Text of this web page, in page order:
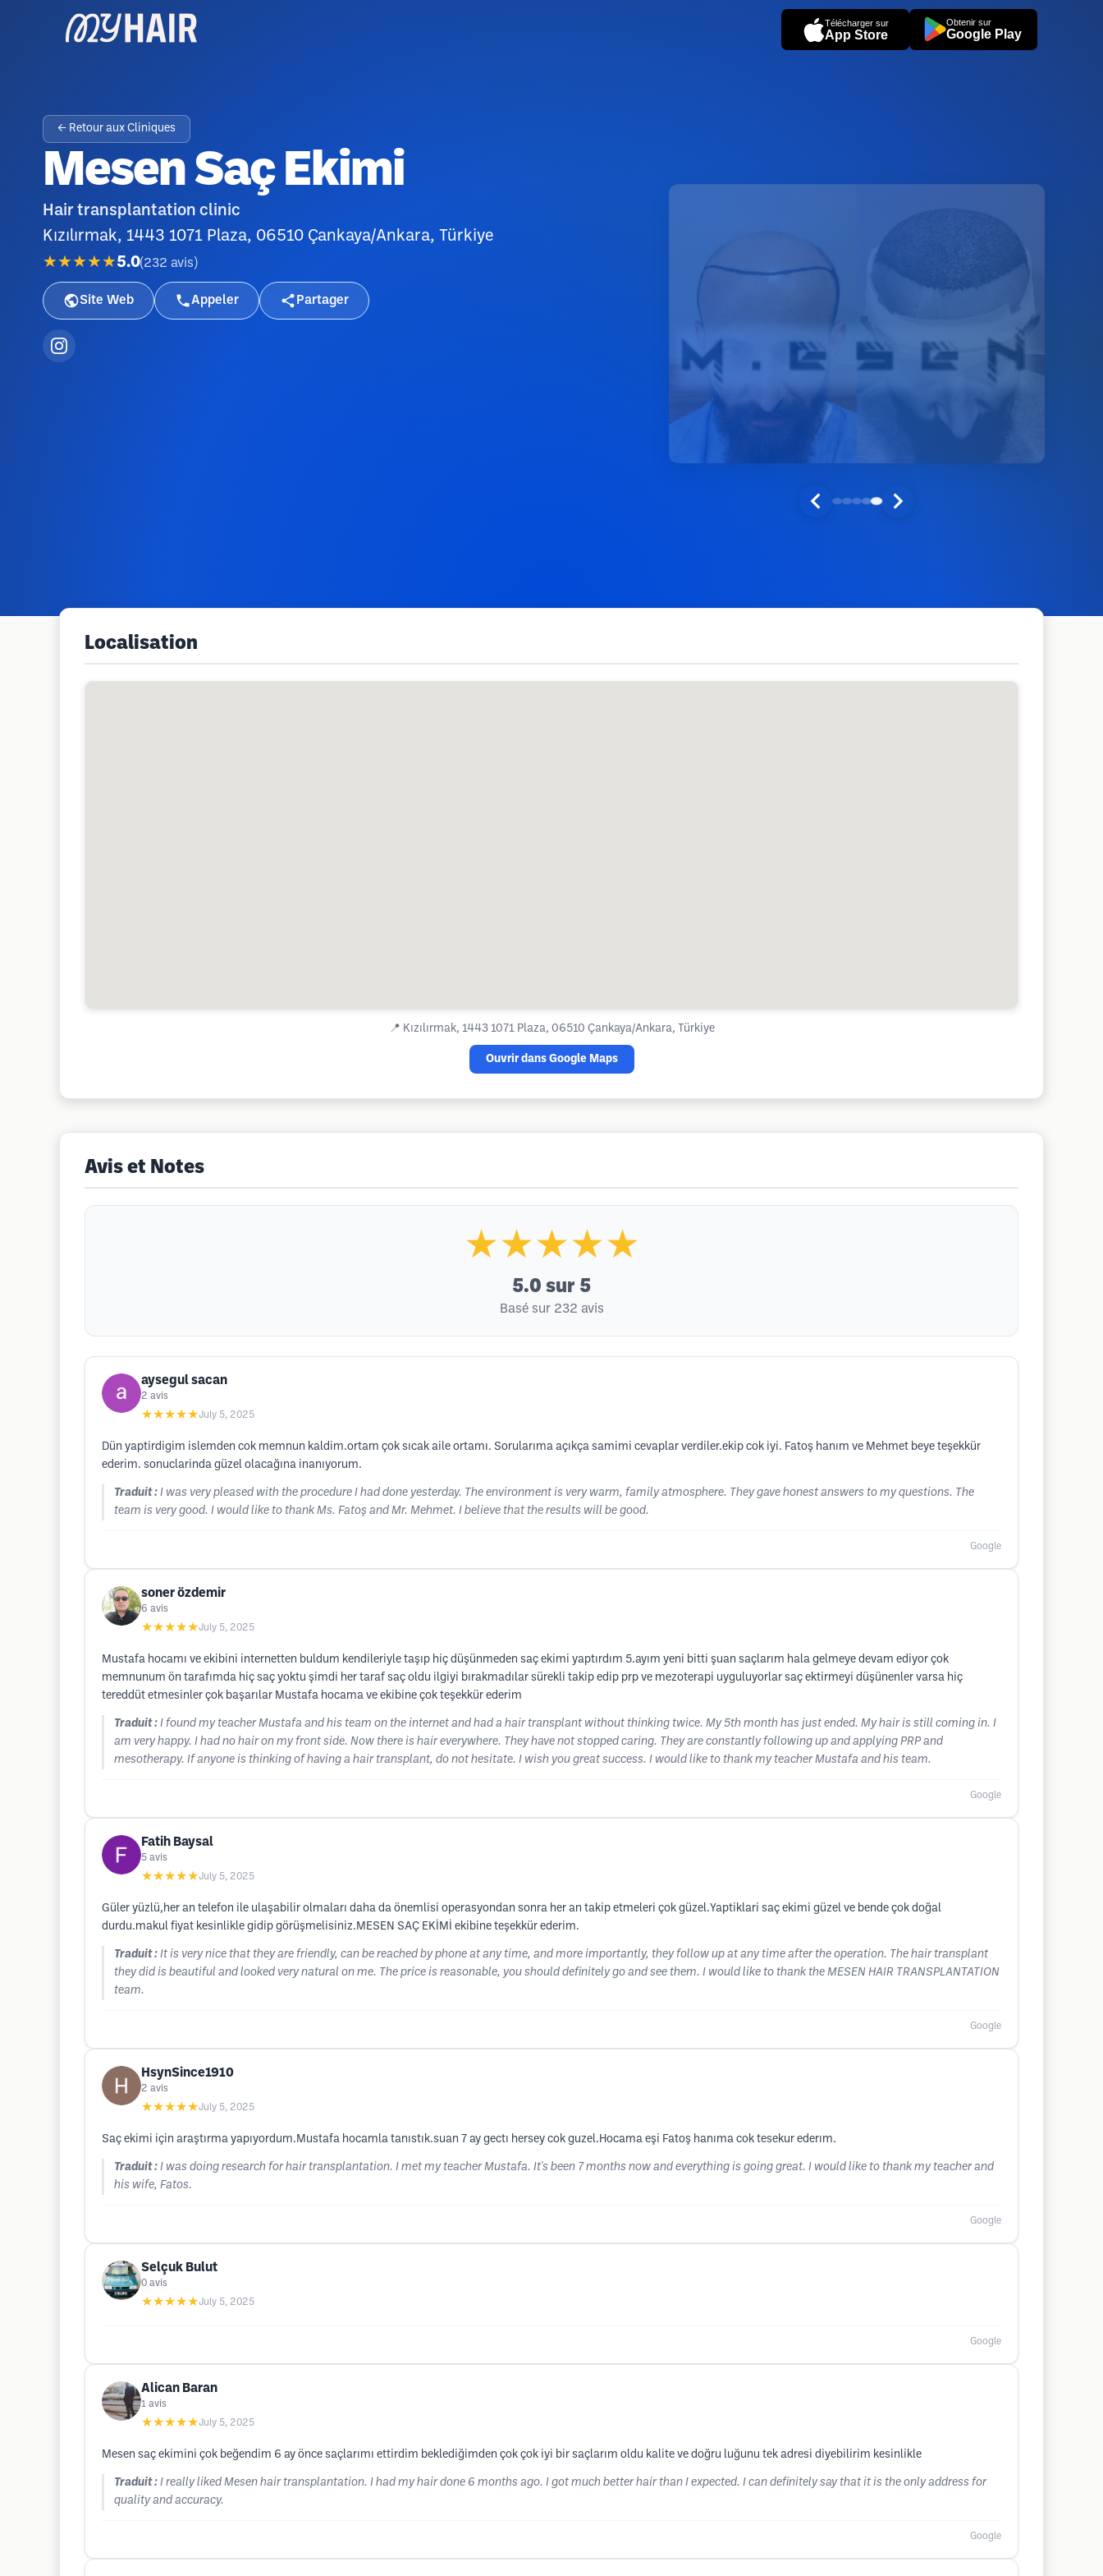
Télécharger sur
App Store
Obtenir sur
Google Play
← Retour aux Cliniques
Mesen Saç Ekimi
Hair transplantation clinic
Kızılırmak, 1443 1071 Plaza, 06510 Çankaya/Ankara, Türkiye
★★★★★5.0(232 avis )
Site Web Appeler Partager
Localisation
📍 Kızılırmak, 1443 1071 Plaza, 06510 Çankaya/Ankara, Türkiye
Ouvrir dans Google Maps
Avis et Notes
★★★★★
5.0 sur 5
Basé sur 232 avis
aysegul sacan
2 avis
★★★★★July 5, 2025
Dün yaptirdigim islemden cok memnun kaldim.ortam çok sıcak aile ortamı. Sorularıma açıkça samimi cevaplar verdiler.ekip cok iyi. Fatoş hanım ve Mehmet beye teşekkür
ederim. sonuclarinda güzel olacağına inanıyorum.
Traduit : I was very pleased with the procedure I had done yesterday. The environment is very warm, family atmosphere. They gave honest answers to my questions. The
team is very good. I would like to thank Ms. Fatoş and Mr. Mehmet. I believe that the results will be good.
Google
soner özdemir
6 avis
★★★★★July 5, 2025
Mustafa hocamı ve ekibini internetten buldum kendileriyle taşıp hiç düşünmeden saç ekimi yaptırdım 5.ayım yeni bitti şuan saçlarım hala gelmeye devam ediyor çok
memnunum ön tarafımda hiç saç yoktu şimdi her taraf saç oldu ilgiyi bırakmadılar sürekli takip edip prp ve mezoterapi uyguluyorlar saç ektirmeyi düşünenler varsa hiç
tereddüt etmesinler çok başarılar Mustafa hocama ve ekibine çok teşekkür ederim
Traduit : I found my teacher Mustafa and his team on the internet and had a hair transplant without thinking twice. My 5th month has just ended. My hair is still coming in. I
am very happy. I had no hair on my front side. Now there is hair everywhere. They have not stopped caring. They are constantly following up and applying PRP and
mesotherapy. If anyone is thinking of having a hair transplant, do not hesitate. I wish you great success. I would like to thank my teacher Mustafa and his team.
Google
Fatih Baysal
5 avis
★★★★★July 5, 2025
Güler yüzlü,her an telefon ile ulaşabilir olmaları daha da önemlisi operasyondan sonra her an takip etmeleri çok güzel.Yaptiklari saç ekimi güzel ve bende çok doğal
durdu.makul fiyat kesinlikle gidip görüşmelisiniz.MESEN SAÇ EKİMİ ekibine teşekkür ederim.
Traduit : It is very nice that they are friendly, can be reached by phone at any time, and more importantly, they follow up at any time after the operation. The hair transplant
they did is beautiful and looked very natural on me. The price is reasonable, you should definitely go and see them. I would like to thank the MESEN HAIR TRANSPLANTATION
team.
Google
HsynSince1910
2 avis
★★★★★July 5, 2025
Saç ekimi için araştırma yapıyordum.Mustafa hocamla tanıstık.suan 7 ay gectı hersey cok guzel.Hocama eşi Fatoş hanıma cok tesekur ederım.
Traduit : I was doing research for hair transplantation. I met my teacher Mustafa. It's been 7 months now and everything is going great. I would like to thank my teacher and
his wife, Fatos.
Google
Selçuk Bulut
0 avis
★★★★★July 5, 2025
Google
Alican Baran
1 avis
★★★★★July 5, 2025
Mesen saç ekimini çok beğendim 6 ay önce saçlarımı ettirdim beklediğimden çok çok iyi bir saçlarım oldu kalite ve doğru luğunu tek adresi diyebilirim kesinlikle
Traduit : I really liked Mesen hair transplantation. I had my hair done 6 months ago. I got much better hair than I expected. I can definitely say that it is the only address for
quality and accuracy.
Google